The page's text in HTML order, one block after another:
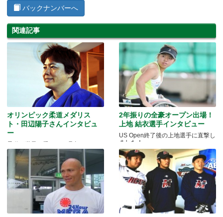
バックナンバーへ
関連記事
オリンピック柔道メダリス
ト・田辺陽子さんインタビュ
ー
2年振りの全豪オープン出場！
上地 結衣選手インタビュー
US Open終了後の上地選手に直撃し
ました！